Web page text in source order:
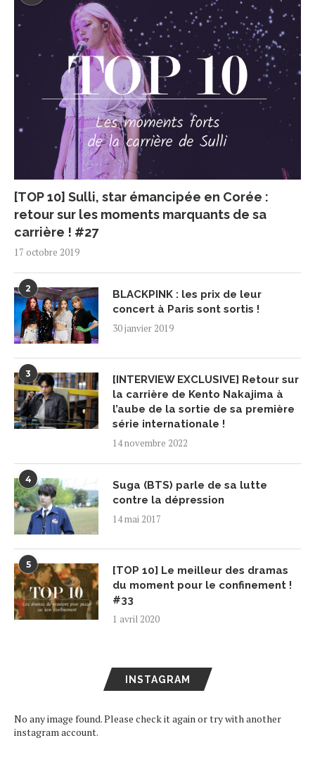
[TOP 10] Sulli, star émancipée en Corée :
retour sur les moments marquants de sa
carrière ! #27
17 octobre 2019
2
BLACKPINK : les prix de leur
concert à Paris sont sortis !
30 janvier 2019
3
[INTERVIEW EXCLUSIVE] Retour sur
la carrière de Kento Nakajima à
l’aube de la sortie de sa première
série internationale !
14 novembre 2022
4
Suga (BTS) parle de sa lutte
contre la dépression
14 mai 2017
5
[TOP 10] Le meilleur des dramas
du moment pour le confinement !
#33
1 avril 2020
INSTAGRAM
No any image found. Please check it again or try with another
instagram account.